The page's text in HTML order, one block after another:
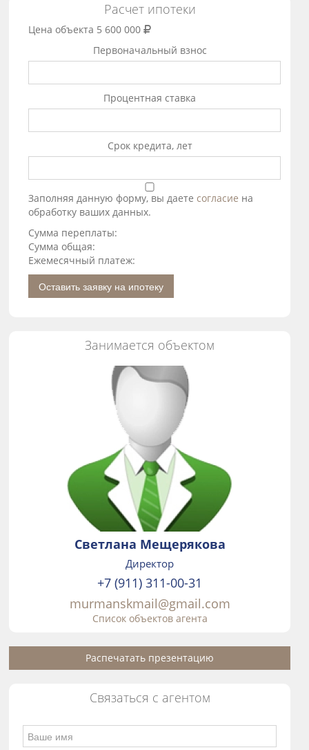
Расчет ипотеки
Цена объекта 5 600 000
Первоначальный взнос
Процентная ставка
Срок кредита, лет
Заполняя данную форму, вы даете согласие на
обработку ваших данных.
Сумма переплаты:
Сумма общая:
Ежемесячный платеж:
Оставить заявку на ипотеку
Занимается объектом
Светлана Мещерякова
Директор
+7 (911) 311-00-31
murmanskmail@gmail.com
Список объектов агента
Распечатать презентацию
Связаться с агентом